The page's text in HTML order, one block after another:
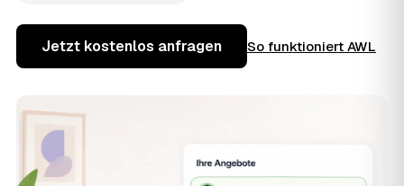
Jetzt kostenlos anfragen So funktioniert AWL